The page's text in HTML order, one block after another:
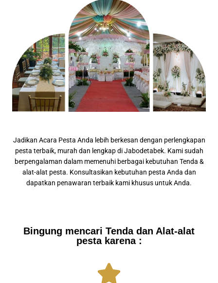
Jadikan Acara Pesta Anda lebih berkesan dengan perlengkapan
pesta terbaik, murah dan lengkap di Jabodetabek. Kami sudah
berpengalaman dalam memenuhi berbagai kebutuhan Tenda &
alat-alat pesta. Konsultasikan kebutuhan pesta Anda dan
dapatkan penawaran terbaik kami khusus untuk Anda.
Bingung mencari Tenda dan Alat-alat
pesta karena :